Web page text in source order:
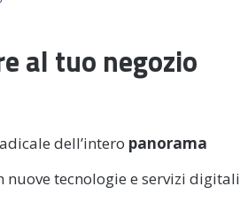
al tuo negozio
dell’intero panorama
nuove tecnologie e servizi digitali